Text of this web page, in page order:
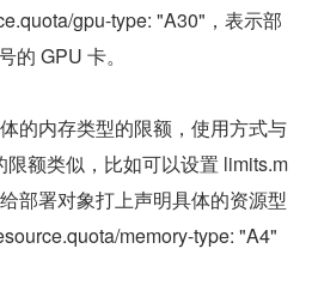
gpu-type: "A30"，表示部
的 GPU 卡。
的内存类型的限额，使用方式与
额类似，比如可以设置 limits.m
部署对象打上声明具体的资源型
memory-type: "A4"